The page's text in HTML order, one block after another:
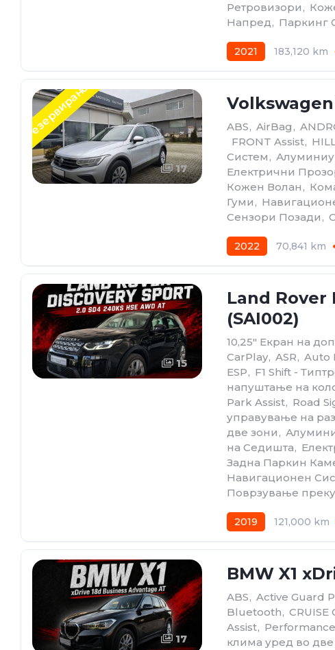
Ретровизори ,
Напред, Паркинг
2021 183,120 km
Резервирано
17
Volkswagen
ABS, AirBag ,
FRONT Assist,
Систем ,
Електрични
Кожен Волан ,
Гуми ,
Сензори Позади ,
2022 70,841 km
15
Land Rover
(SAI002)
10,25" Екран на
CarPlay, ASR, Auto
ESP, F1 Shift -
напуштање на
Park Assist, Road
управување на
две зони ,
на Седишта,
Задна Паркин
Навигационен
Поврзување
2019 121,000 km
17
BMW X1
ABS, Active Guard
Bluetooth, CRUISE
Assist,
клима уред во две